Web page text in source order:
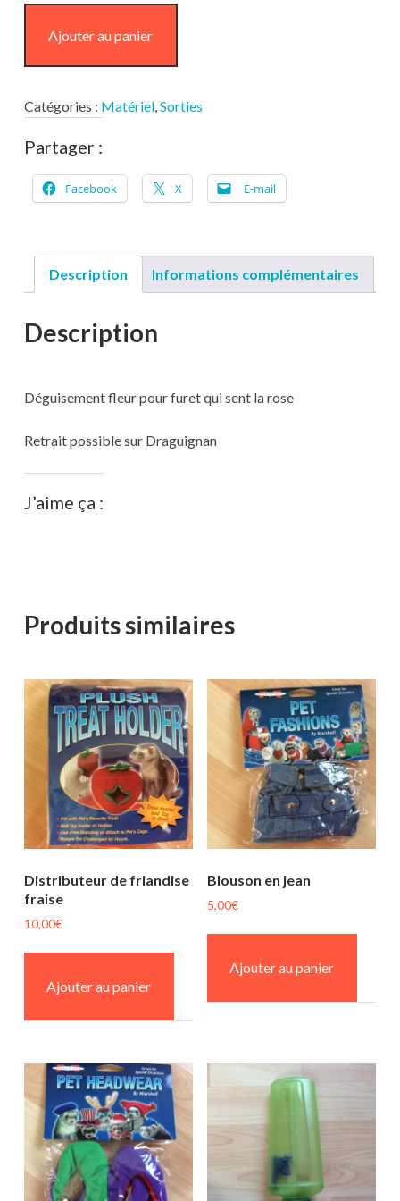
Déguisement
fleur
Ajouter au panier
Catégories : Matériel,Sorties
Partager :
Facebook X E-mail
Description Informations complémentaires
Description
Déguisement fleur pour furet qui sent la rose
Retrait possible sur Draguignan
J’aime ça :
Produits similaires
Distributeur de friandise
fraise
10,00€
Ajouter au panier
Blouson en jean
5,00€
Ajouter au panier